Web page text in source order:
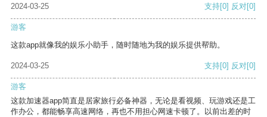
2024-03-25
支持[0] 反对[0]
游客
这款app就像我的娱乐小助手，随时随地为我的娱乐提供帮助。
2024-03-25 支持[0] 反对[0]
游客
这款加速器app简直是居家旅行必备神器，无论是看视频、玩游戏还是工
作办公，都能畅享高速网络，再也不用担心网速卡顿了。以前出差的时